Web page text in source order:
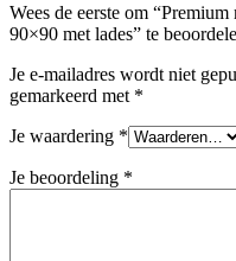
Wees de eerste om
90×90 met lades” te
Je e-mailadres wordt niet
gemarkeerd met *
Je waardering *
Je beoordeling *